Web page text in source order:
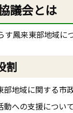
議会とは
す鳳来東部地域に
割
部地域に関する市
動への支援につい